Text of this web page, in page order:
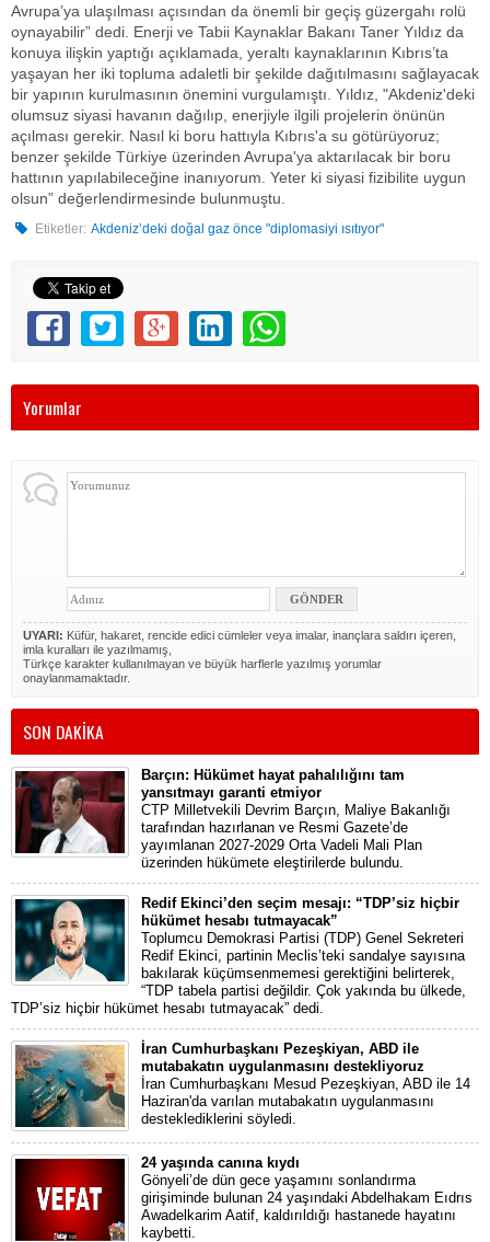
Avrupa’ya ulaşılması açısından da önemli bir geçiş güzergahı rolü
oynayabilir” dedi. Enerji ve Tabii Kaynaklar Bakanı Taner Yıldız da
konuya ilişkin yaptığı açıklamada, yeraltı kaynaklarının Kıbrıs’ta
yaşayan her iki topluma adaletli bir şekilde dağıtılmasını sağlayacak
bir yapının kurulmasının önemini vurgulamıştı. Yıldız, "Akdeniz'deki
olumsuz siyasi havanın dağılıp, enerjiyle ilgili projelerin önünün
açılması gerekir. Nasıl ki boru hattıyla Kıbrıs'a su götürüyoruz;
benzer şekilde Türkiye üzerinden Avrupa'ya aktarılacak bir boru
hattının yapılabileceğine inanıyorum. Yeter ki siyasi fizibilite uygun
olsun” değerlendirmesinde bulunmuştu.
Etiketler: Akdeniz’deki doğal gaz önce "diplomasiyi ısıtıyor"
Yorumlar
UYARI: Küfür, hakaret, rencide edici cümleler veya imalar, inançlara saldırı içeren,
imla kuralları ile yazılmamış,
Türkçe karakter kullanılmayan ve büyük harflerle yazılmış yorumlar
onaylanmamaktadır.
SON DAKİKA
Barçın: Hükümet hayat pahalılığını tam
yansıtmayı garanti etmiyor
CTP Milletvekili Devrim Barçın, Maliye Bakanlığı
tarafından hazırlanan ve Resmi Gazete’de
yayımlanan 2027-2029 Orta Vadeli Mali Plan
üzerinden hükümete eleştirilerde bulundu.
Redif Ekinci’den seçim mesajı: “TDP’siz hiçbir
hükümet hesabı tutmayacak”
Toplumcu Demokrasi Partisi (TDP) Genel Sekreteri
Redif Ekinci, partinin Meclis’teki sandalye sayısına
bakılarak küçümsenmemesi gerektiğini belirterek,
“TDP tabela partisi değildir. Çok yakında bu ülkede,
TDP’siz hiçbir hükümet hesabı tutmayacak” dedi.
İran Cumhurbaşkanı Pezeşkiyan, ABD ile
mutabakatın uygulanmasını destekliyoruz
İran Cumhurbaşkanı Mesud Pezeşkiyan, ABD ile 14
Haziran'da varılan mutabakatın uygulanmasını
desteklediklerini söyledi.
24 yaşında canına kıydı
Gönyeli’de dün gece yaşamını sonlandırma
girişiminde bulunan 24 yaşındaki Abdelhakam Eıdrıs
Awadelkarim Aatif, kaldırıldığı hastanede hayatını
kaybetti.